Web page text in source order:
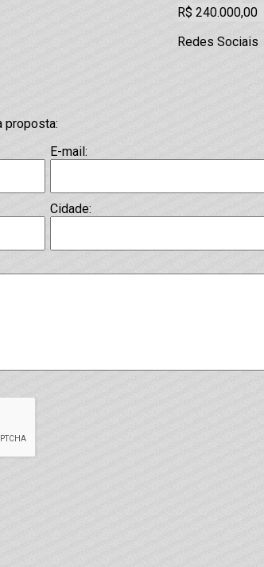
R$ 240.000,00
Redes Sociais
proposta:
E-mail:
Cidade: